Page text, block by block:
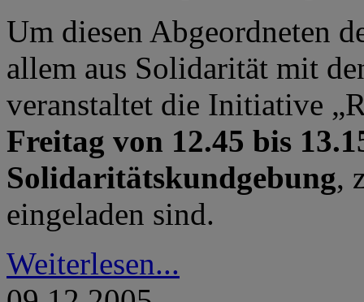
Um diesen Abgeordneten
allem aus Solidarität mit
veranstaltet die Initiative
Freitag von 12.45 bis
Solidaritätskundgebung,
eingeladen sind.
Weiterlesen...